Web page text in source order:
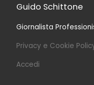
Guido Schittone
Giornalista
Privacy e Cookie
Accedi